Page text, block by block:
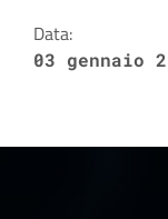
Data:
03 gennaio